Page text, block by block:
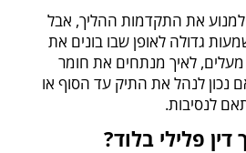
את התקדמות ההליך, אבל
גדולה לאופן שבו בונים את
לאיך מנתחים את חומר
נכון לנהל את התיק עד הסוף או
לנסיבות.
פלילי בלוד?